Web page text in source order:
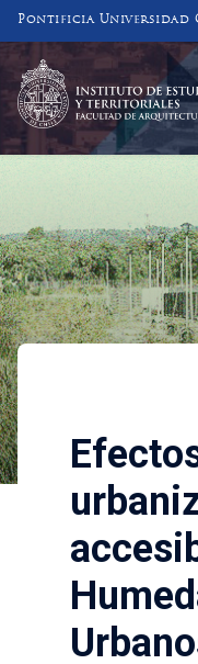
Pontificia Universidad
INSTITUTO DE
Y
FACULTAD DE